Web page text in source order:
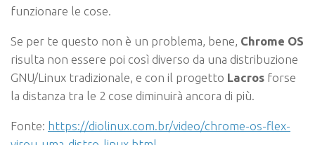
funzionare le cose.
Se per te questo non è un problema, bene, Chrome OS
risulta non essere poi così diverso da una distribuzione
GNU/Linux tradizionale, e con il progetto Lacros forse
la distanza tra le 2 cose diminuirà ancora di più.
Fonte: https://diolinux.com.br/video/chrome-os-flex-